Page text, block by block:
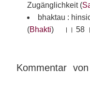
Zugänglichkeit (
bhaktau :
(Bhakti) ।। 58
Kommentar